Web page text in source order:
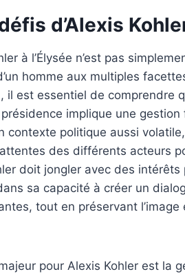
d’Alexis
à l’Élysée n’est pas
homme aux multiples
il est essentiel de comprendre
implique une
contexte politique aussi
des différents acteurs
doit jongler avec des
sa capacité à créer un
tout en préservant l’image
pour Alexis Kohler est la